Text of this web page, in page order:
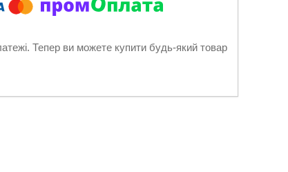
Тепер ви можете купити будь-який товар